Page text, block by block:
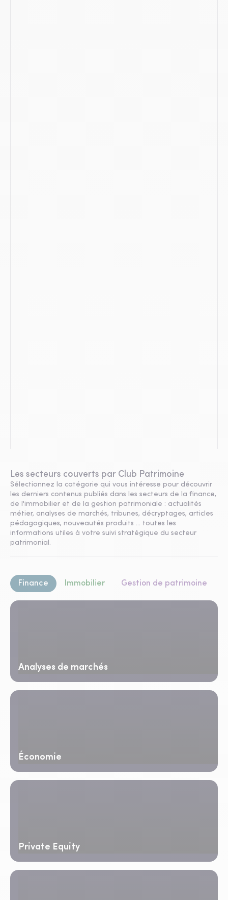
Les secteurs couverts par Club Patrimoine
Sélectionnez la catégorie qui vous intéresse pour découvrir
les derniers contenus publiés dans les secteurs de la finance,
de l'immobilier et de la gestion patrimoniale : actualités
métier, analyses de marchés, tribunes, décryptages, articles
pédagogiques, nouveautés produits ... toutes les
informations utiles à votre suivi stratégique du secteur
patrimonial.
Finance Immobilier Gestion de patrimoine
Analyses de marchés
Économie
Private Equity